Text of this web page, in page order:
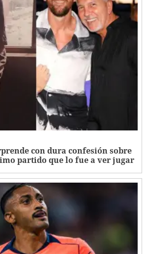
con dura confesión sobre
partido que lo fue a ver jugar